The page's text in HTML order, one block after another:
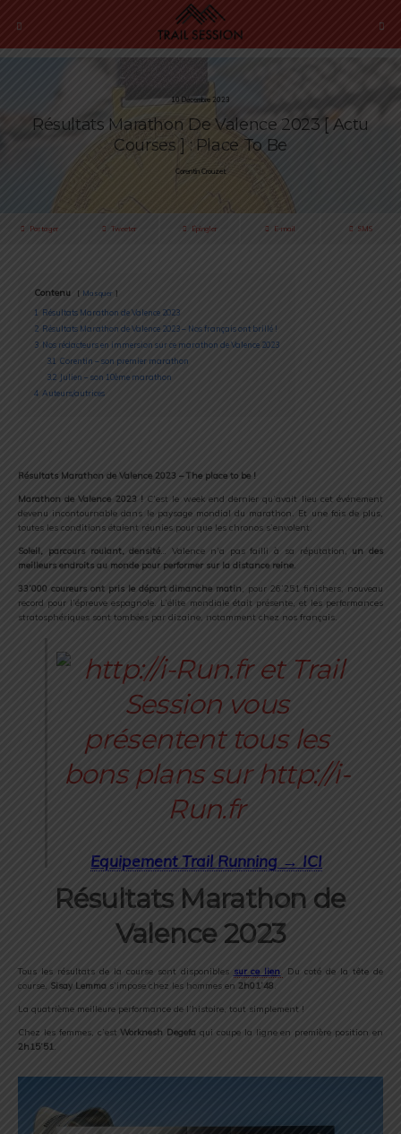
10 Décembre 2023
Résultats Marathon De Valence 2023 [ Actu
Courses ] : Place To Be
Corentin Crouzet
Partager Tweeter Épingler E-mail SMS
Contenu Masquer
1
Résultats Marathon de Valence 2023
2 Résultats Marathon de Valence 2023 – Nos français ont brillé !
3 Nos rédacteurs en immersion sur ce marathon de Valence 2023
3.1
Corentin – son premier marathon
3.2 Julien – son 10ème marathon
4 Auteurs/autrices
Résultats Marathon de Valence 2023 – The place to be !
Marathon de Valence 2023 ! C’est le week end dernier qu’avait lieu cet événement
devenu incontournable dans le paysage mondial du marathon. Et une fois de plus,
toutes les conditions étaient réunies pour que les chronos s’envolent.
Soleil, parcours roulant, densité… Valence n’a pas failli à sa réputation, un des
meilleurs endroits au monde pour performer sur la distance reine.
33’000 coureurs ont pris le départ dimanche matin, pour 26’251 finishers, nouveau
record pour l’épreuve espagnole. L’élite mondiale était présente, et les performances
stratosphériques sont tombées par dizaine, notamment chez nos français.
Equipement Trail Running → ICI
Résultats Marathon de
Valence 2023
Tous les résultats de la course sont disponibles sur ce lien. Du coté de la tête de
course, Sisay Lemma s’impose chez les hommes en 2h01’48
La quatrième meilleure performance de l’histoire, tout simplement !
Chez les femmes, c’estWorknesh Degefa qui coupe la ligne en première position en
2h15’51.